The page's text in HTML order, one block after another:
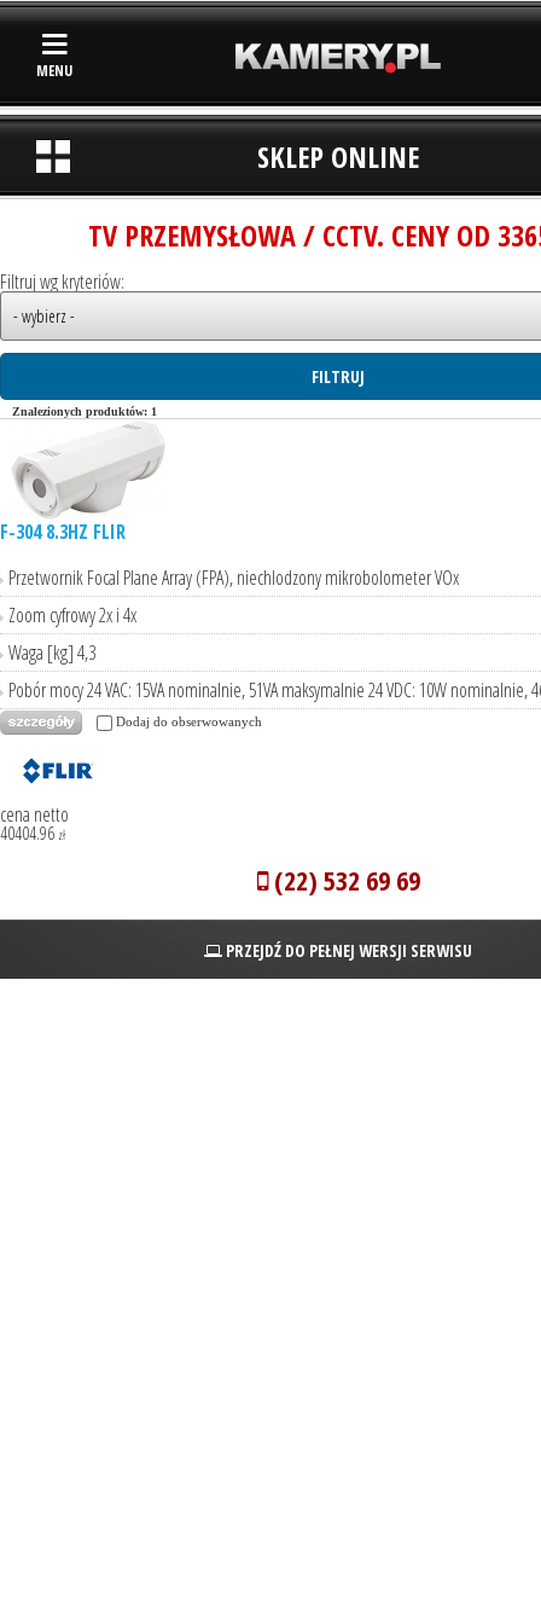
MENU
SKLEP ONLINE
TV PRZEMYSŁOWA / CCTV. CENY OD
Filtruj wg kryteriów:
Znalezionych produktów: 1
F-304 8.3HZ FLIR
Przetwornik Focal Plane Array (FPA), niechlodzony mikrobolometer VOx
Zoom cyfrowy 2x i 4x
Waga [kg] 4,3
Pobór mocy 24 VAC: 15VA nominalnie, 51VA maksymalnie 24 VDC: 10W nominalnie,
Dodaj do obserwowanych
cena netto
40404.96 zł
(22) 532 69 69
PRZEJDŹ DO PEŁNEJ WERSJI SERWISU